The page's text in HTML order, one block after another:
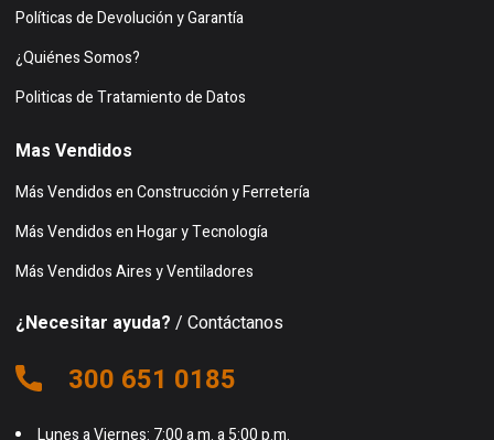
Políticas de Devolución y Garantía
¿Quiénes Somos?
Politicas de Tratamiento de Datos
Mas Vendidos
Más Vendidos en Construcción y Ferretería
Más Vendidos en Hogar y Tecnología
Más Vendidos Aires y Ventiladores
¿Necesitar ayuda? / Contáctanos
300 651 0185
Lunes a Viernes: 7:00 a.m. a 5:00 p.m.